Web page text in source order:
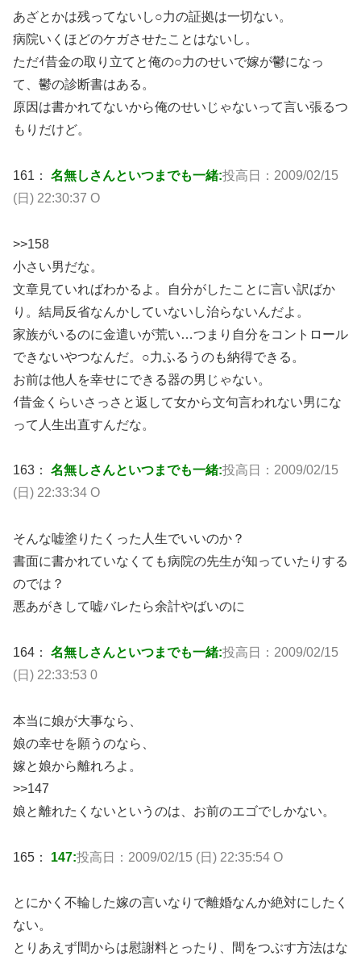
あざとかは残ってないし○力の証拠は一切ない。
病院いくほどのケガさせたことはないし。
ただｲ昔金の取り立てと俺の○力のせいで嫁が鬱になっ
て、鬱の診断書はある。
原因は書かれてないから俺のせいじゃないって言い張るつ
もりだけど。
161： 名無しさんといつまでも一緒:投高日：2009/02/15
(日) 22:30:37 O
>>158
小さい男だな。
文章見ていればわかるよ。自分がしたことに言い訳ばか
り。結局反省なんかしていないし治らないんだよ。
家族がいるのに金遣いが荒い…つまり自分をコントロール
できないやつなんだ。○力ふるうのも納得できる。
お前は他人を幸せにできる器の男じゃない。
ｲ昔金くらいさっさと返して女から文句言われない男にな
って人生出直すんだな。
163： 名無しさんといつまでも一緒:投高日：2009/02/15
(日) 22:33:34 O
そんな嘘塗りたくった人生でいいのか？
書面に書かれていなくても病院の先生が知っていたりする
のでは？
悪あがきして嘘バレたら余計やばいのに
164： 名無しさんといつまでも一緒:投高日：2009/02/15
(日) 22:33:53 0
本当に娘が大事なら、
娘の幸せを願うのなら、
嫁と娘から離れろよ。
>>147
娘と離れたくないというのは、お前のエゴでしかない。
165： 147:投高日：2009/02/15 (日) 22:35:54 O
とにかく不輪した嫁の言いなりで離婚なんか絶対にしたく
ない。
とりあえず間からは慰謝料とったり、間をつぶす方法はな